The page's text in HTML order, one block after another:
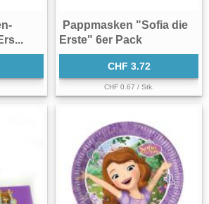
Pappmasken "Sofia die
Erste" 6er Pack
CHF 3.72
CHF 0.67 / Stk.